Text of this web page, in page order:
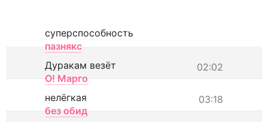
суперспособность
пазнякс
02:02
Дуракам везёт
О! Марго
03:18
нелёгкая
без обид